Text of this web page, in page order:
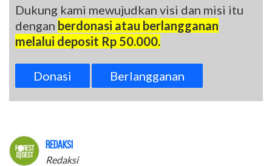
Dukung kami mewujudkan visi dan misi itu
dengan berdonasi atau berlangganan
melalui deposit Rp 50.000.
Donasi Berlangganan
Redaksi
Redaksi